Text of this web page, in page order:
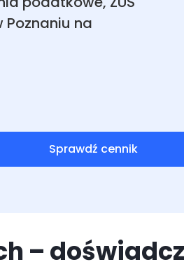
Poznaniu na
Sprawdź cennik
–